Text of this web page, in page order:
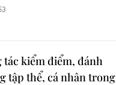
kiểm điểm, đánh
tập thể, cá nhân trong